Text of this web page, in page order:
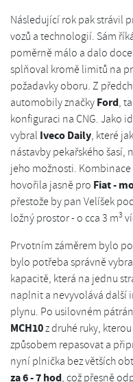
Následující rok pak strávil
vozů a technologií. Sám
poměrně málo a dalo
splňoval kromě limitů na
požadavky oboru. Z
automobily značky Ford,
konfiguraci na CNG. Jako
vybral Iveco Daily, které
nástavby pekařského
jeho možnosti.
hovořila jasně pro Fiat -
přestože by pan Velíšek
ložný prostor - o cca 3 m3
Prvotním záměrem bylo
bylo potřeba správně
kapacitě, která na jednu
naplnit a nevyvolává další
plynu. Po usilovném
MCH10z druhé ruky,
způsobem repasovat a
nyní plnička bez větších
za 6 - 7 hod, což přesně